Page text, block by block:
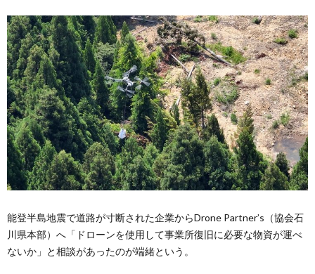
能登半島地震で道路が寸断された企業からDrone Partner’s（協会石
川県本部）へ「ドローンを使用して事業所復旧に必要な物資が運べ
ないか」と相談があったのが端緒という。